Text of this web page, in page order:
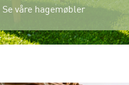
Se våre hagemøbler